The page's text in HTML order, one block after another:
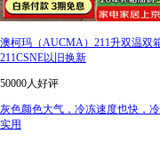
澳柯玛（AUCMA）211升双温双
211CSNE以旧换新
50000人好评
灰色颜色大气，冷冻速度也快，
实用